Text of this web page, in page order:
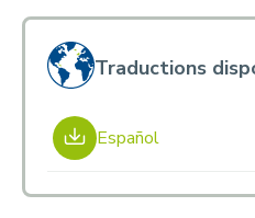
Traductions
Español